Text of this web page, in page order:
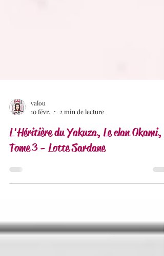
valou
10 févr.
2 min de lecture
L'Héritière du Yakuza, Le clan Okami,
Tome 3 - Lotte Sardane